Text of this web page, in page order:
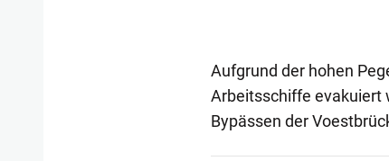
Aufgrund der hohen
Arbeitsschiffe evakuiert
Bypässen der